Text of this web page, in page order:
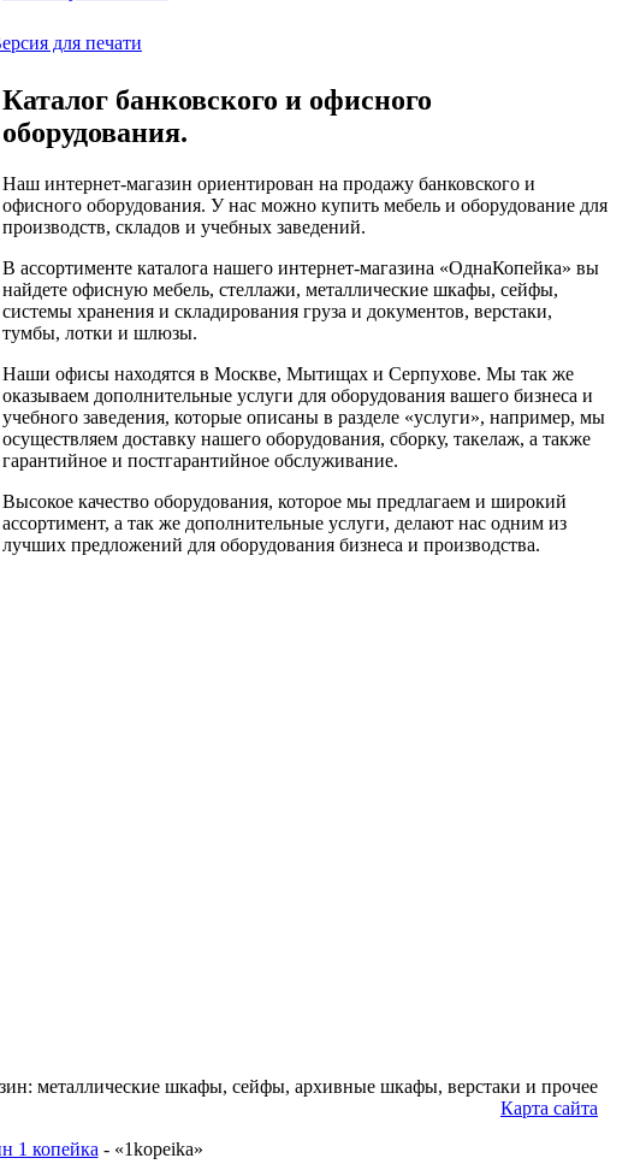
для печати
Каталог банковского и офисного
оборудования.
Наш интернет-магазин ориентирован на продажу банковского и
офисного оборудования. У нас можно купить мебель и оборудование для
производств, складов и учебных заведений.
В ассортименте каталога нашего интернет-магазина «ОднаКопейка» вы
найдете офисную мебель, стеллажи, металлические шкафы, сейфы,
системы хранения и складирования груза и документов, верстаки,
тумбы, лотки и шлюзы.
Наши офисы находятся в Москве, Мытищах и Серпухове. Мы так же
оказываем дополнительные услуги для оборудования вашего бизнеса и
учебного заведения, которые описаны в разделе «услуги», например, мы
осуществляем доставку нашего оборудования, сборку, такелаж, а также
гарантийное и постгарантийное обслуживание.
Высокое качество оборудования, которое мы предлагаем и широкий
ассортимент, а так же дополнительные услуги, делают нас одним из
лучших предложений для оборудования бизнеса и производства.
металлические шкафы, сейфы, архивные шкафы, верстаки и прочее
Карта сайта
1 копейка - «1kopeika»